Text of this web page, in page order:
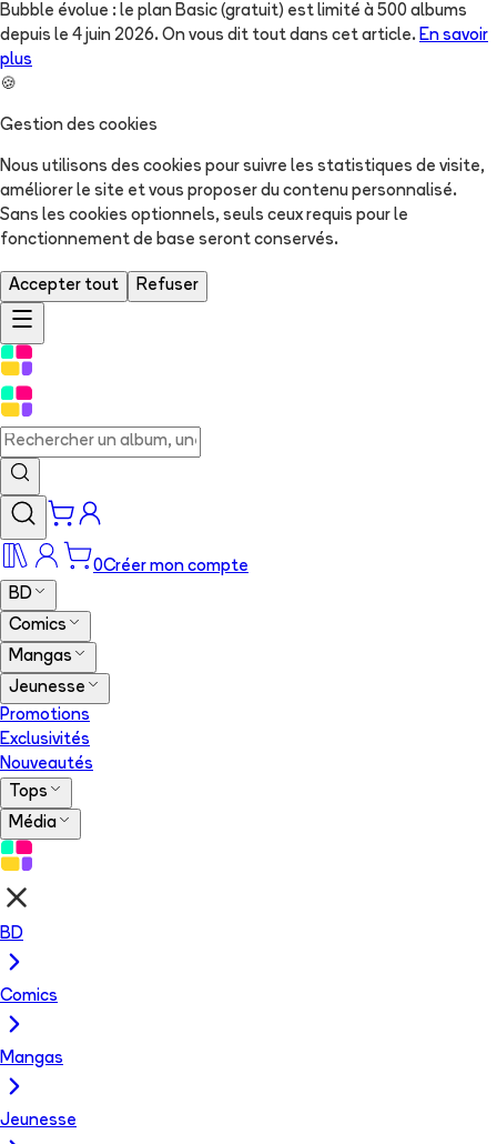
Bubble évolue : le plan Basic (gratuit) est limité à 500 albums
depuis le 4 juin 2026. On vous dit tout dans cet article. En savoir
plus
🍪
Gestion des cookies
Nous utilisons des cookies pour suivre les statistiques de visite,
améliorer le site et vous proposer du contenu personnalisé.
Sans les cookies optionnels, seuls ceux requis pour le
fonctionnement de base seront conservés.
Accepter tout Refuser
0Créer mon compte
BD
Comics
Mangas
Jeunesse
Promotions
Exclusivités
Nouveautés
Tops
Média
BD
Comics
Mangas
Jeunesse